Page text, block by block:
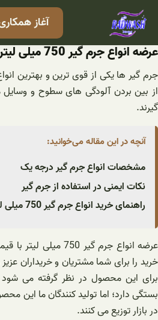
رفتن
آغاز
عرضه انواع جرم گیر 750 میلی لیتر
جرم گیر ها یکی از قوی ترین و بهترین
از بین بردن آلودگی های سطوح و وسایل
گیرند.
آنچه در این مقاله می‌خوانید:
مشخصات انواع جرم گیر درجه یک
نکات ایمنی در استفاده از جرم گیر
راهنمای خرید انواع جرم گیر 750 میلی لیتر
عرضه انواع جرم گیر 750
خرید را برای شما مشتریان و خریداران
برای این محصول در نظر گرفته می
بستگی دارد؛ اما تولید کنندگان ما این
در بازار توزیع می ‌کنند.